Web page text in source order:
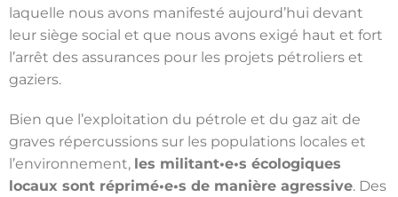
laquelle nous avons manifesté aujourd’hui devant
leur siège social et que nous avons exigé haut et fort
l’arrêt des assurances pour les projets pétroliers et
gaziers.
Bien que l’exploitation du pétrole et du gaz ait de
graves répercussions sur les populations locales et
l’environnement, les militant•e•s écologiques
locaux sont réprimé•e•s de manière agressive. Des